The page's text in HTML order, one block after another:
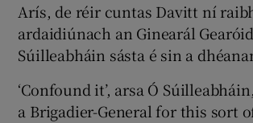
Arís, de réir cuntas Davitt ní
ardaidiúnach an Ginearál
Súilleabháin sásta é sin a
‘Confound it’, arsa Ó
a Brigadier-General for this sort